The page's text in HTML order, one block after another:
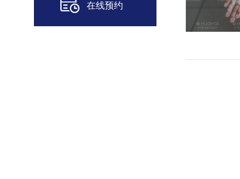
在线预约